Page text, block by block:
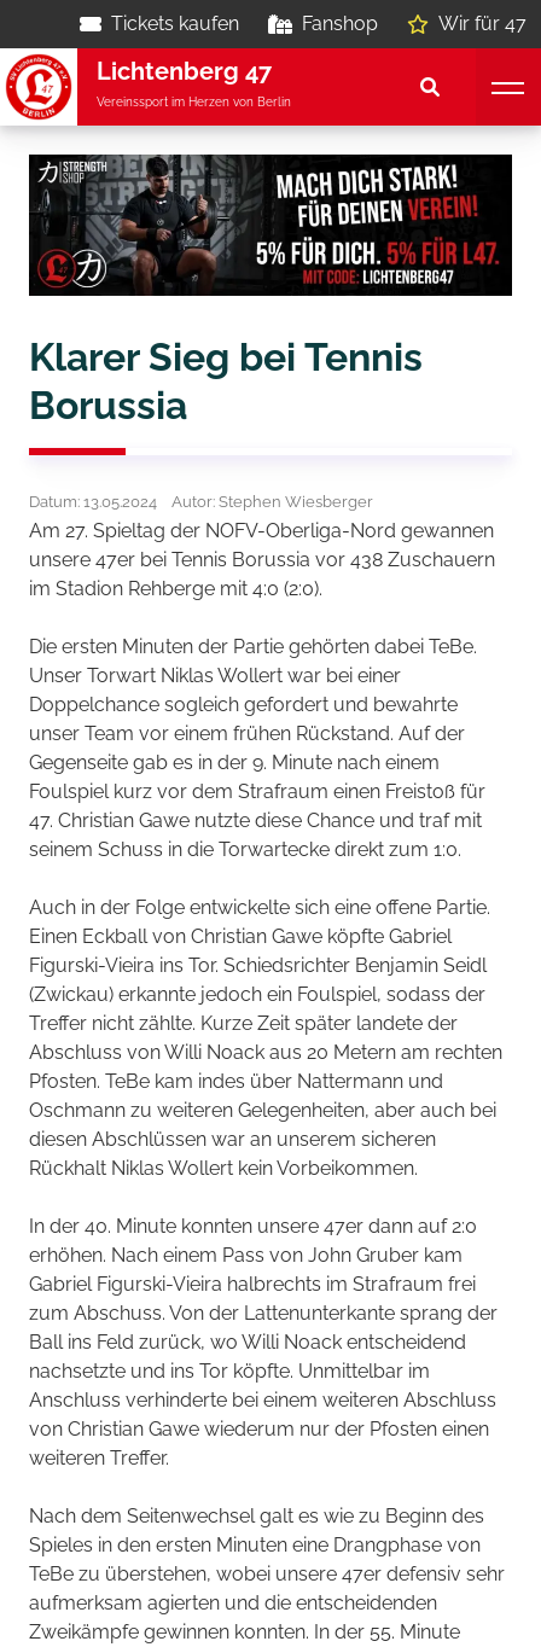
Tickets kaufen Fanshop Wir für 47
Lichtenberg 47
Vereinssport im Herzen von Berlin
Klarer Sieg bei Tennis
Borussia
Datum: 13.05.2024 Autor: Stephen Wiesberger
Am 27. Spieltag der NOFV-Oberliga-Nord gewannen
unsere 47er bei Tennis Borussia vor 438 Zuschauern
im Stadion Rehberge mit 4:0 (2:0).
Die ersten Minuten der Partie gehörten dabei TeBe.
Unser Torwart Niklas Wollert war bei einer
Doppelchance sogleich gefordert und bewahrte
unser Team vor einem frühen Rückstand. Auf der
Gegenseite gab es in der 9. Minute nach einem
Foulspiel kurz vor dem Strafraum einen Freistoß für
47. Christian Gawe nutzte diese Chance und traf mit
seinem Schuss in die Torwartecke direkt zum 1:0.
Auch in der Folge entwickelte sich eine offene Partie.
Einen Eckball von Christian Gawe köpfte Gabriel
Figurski-Vieira ins Tor. Schiedsrichter Benjamin Seidl
(Zwickau) erkannte jedoch ein Foulspiel, sodass der
Treffer nicht zählte. Kurze Zeit später landete der
Abschluss von Willi Noack aus 20 Metern am rechten
Pfosten. TeBe kam indes über Nattermann und
Oschmann zu weiteren Gelegenheiten, aber auch bei
diesen Abschlüssen war an unserem sicheren
Rückhalt Niklas Wollert kein Vorbeikommen.
In der 40. Minute konnten unsere 47er dann auf 2:0
erhöhen. Nach einem Pass von John Gruber kam
Gabriel Figurski-Vieira halbrechts im Strafraum frei
zum Abschuss. Von der Lattenunterkante sprang der
Ball ins Feld zurück, wo Willi Noack entscheidend
nachsetzte und ins Tor köpfte. Unmittelbar im
Anschluss verhinderte bei einem weiteren Abschluss
von Christian Gawe wiederum nur der Pfosten einen
weiteren Treffer.
Nach dem Seitenwechsel galt es wie zu Beginn des
Spieles in den ersten Minuten eine Drangphase von
TeBe zu überstehen, wobei unsere 47er defensiv sehr
aufmerksam agierten und die entscheidenden
Zweikämpfe gewinnen konnten. In der 55. Minute